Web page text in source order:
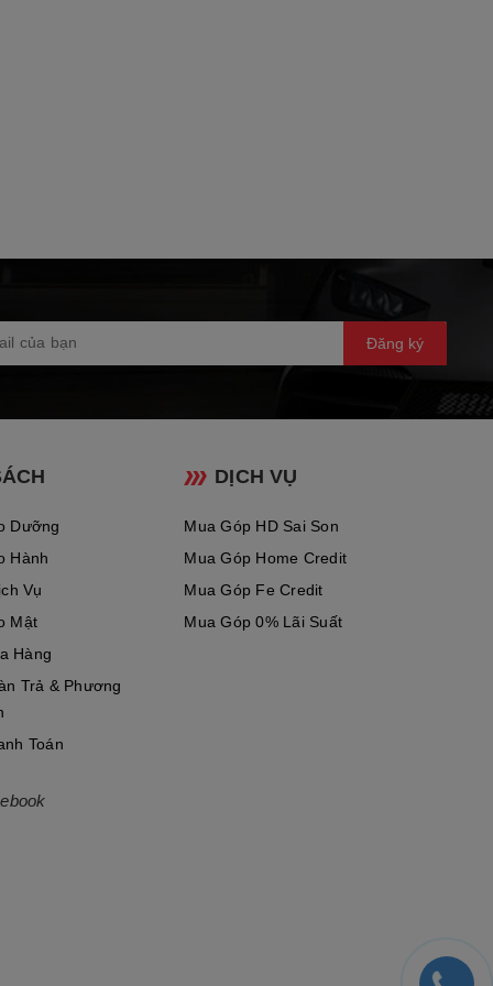
(Diện tích 20,185 mm2)
Bị Trên Yamaha
Đăng ký
Dưỡng
Hành
Vụ
Mật
Hàng
Trả & Phương
Toán
DỊCH VỤ
Mua Góp HD Sai Son
Mua Góp Home Credit
Mua Góp Fe Credit
Mua Góp 0% Lãi Suất